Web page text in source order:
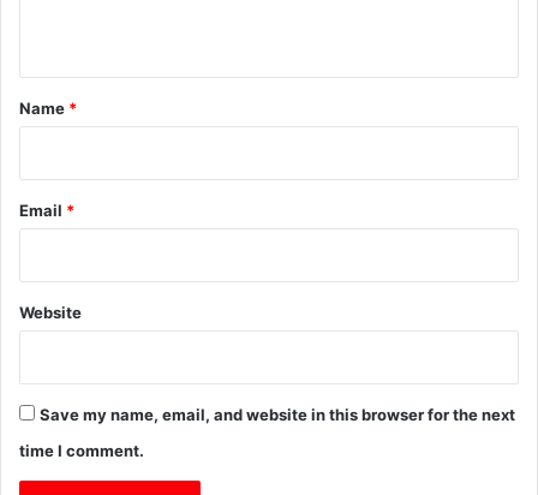
*
Name *
Email *
Website
Save my name, email, and website in this browser for the next
time I comment.